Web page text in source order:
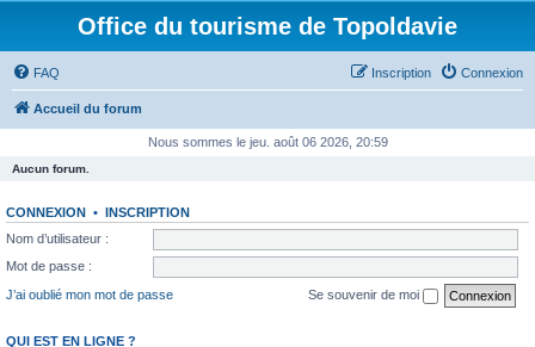
Office du tourisme de Topoldavie
FAQ Connexion
Inscription
Accueil du forum
Nous sommes le jeu. août 06 2026, 20:59
Aucun forum.
CONNEXION • INSCRIPTION
Nom d’utilisateur :
Mot de passe :
J’ai oublié mon mot de passe
Se souvenir de moi
QUI EST EN LIGNE ?